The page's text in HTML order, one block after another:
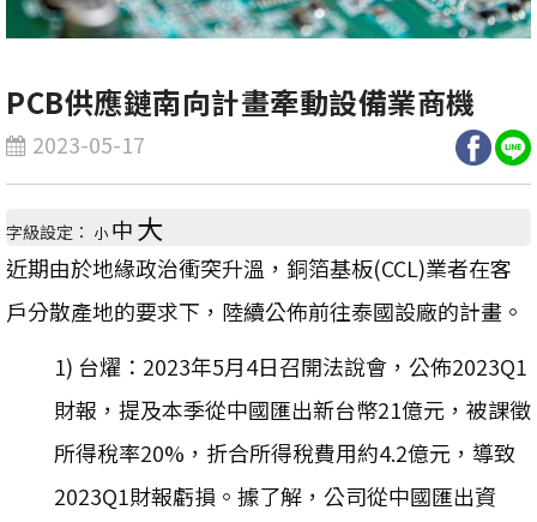
PCB供應鏈南向計畫牽動設備業商機
2023-05-17
字級設定： 小 中大
近期由於地緣政治衝突升溫，銅箔基板(CCL)業者在客
戶分散產地的要求下，陸續公佈前往泰國設廠的計畫。
1) 台燿：2023年5月4日召開法說會，公佈2023Q1
財報，提及本季從中國匯出新台幣21億元，被課徵
所得稅率20%，折合所得稅費用約4.2億元，導致
2023Q1財報虧損。據了解，公司從中國匯出資